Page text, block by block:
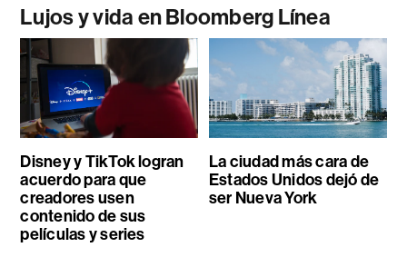
Lujos y vida en Bloomberg Línea
Disney y TikTok logran
acuerdo para que
creadores usen
contenido de sus
películas y series
La ciudad más cara de
Estados Unidos dejó de
ser Nueva York